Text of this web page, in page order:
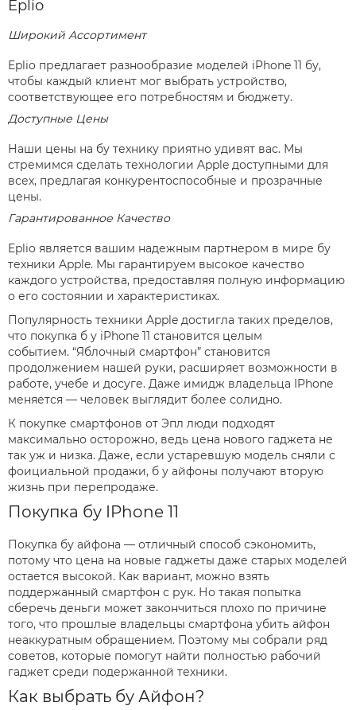
Eplio
Широкий Ассортимент
Eplio предлагает разнообразие моделей iPhone 11 бу,
чтобы каждый клиент мог выбрать устройство,
соответствующее его потребностям и бюджету.
Доступные Цены
Наши цены на бу технику приятно удивят вас. Мы
стремимся сделать технологии Apple доступными для
всех, предлагая конкурентоспособные и прозрачные
цены.
Гарантированное Качество
Eplio является вашим надежным партнером в мире бу
техники Apple. Мы гарантируем высокое качество
каждого устройства, предоставляя полную информацию
о его состоянии и характеристиках.
Популярность техники Apple достигла таких пределов,
что покупка б у iPhone 11 становится целым
событием. “Яблочный смартфон” становится
продолжением нашей руки, расширяет возможности в
работе, учебе и досуге. Даже имидж владельца IPhone
меняется — человек выглядит более солидно.
К покупке смартфонов от Эпл люди подходят
максимально осторожно, ведь цена нового гаджета не
так уж и низка. Даже, если устаревшую модель сняли с
фоициальной продажи, б у айфоны получают вторую
жизнь при перепродаже.
Покупка бу IPhone 11
Покупка бу айфона — отличный способ сэкономить,
потому что цена на новые гаджеты даже старых моделей
остается высокой. Как вариант, можно взять
поддержанный смартфон с рук. Но такая попытка
сберечь деньги может закончиться плохо по причине
того, что прошлые владельцы смартфона убить айфон
неаккуратным обращением. Поэтому мы собрали ряд
советов, которые помогут найти полностью рабочий
гаджет среди подержанной техники.
Как выбрать бу Айфон?